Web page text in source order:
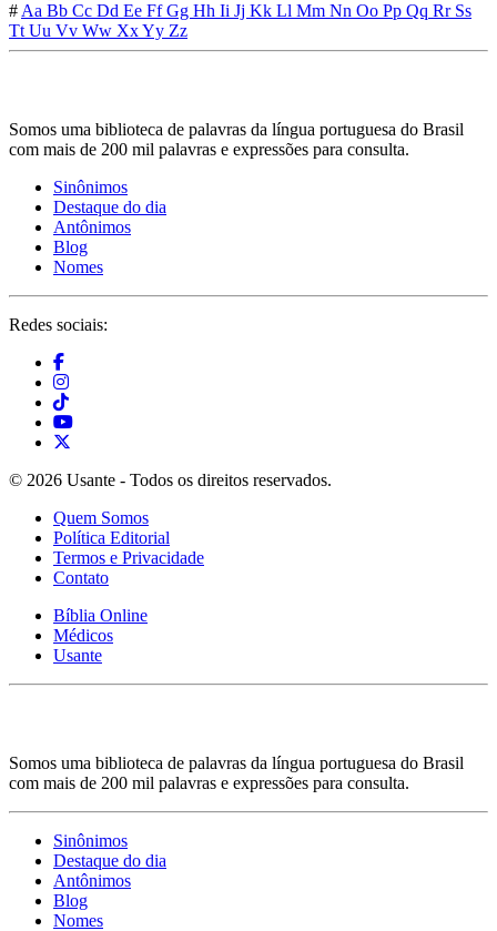
# Aa Bb Cc Dd Ee FfGg Hh Ii Jj Kk Ll Mm Nn Oo Pp Qq Rr Ss
Tt Uu Vv Ww XxYy Zz
Somos uma biblioteca de palavras da língua portuguesa do Brasil
com mais de 200 mil palavras e expressões para consulta.
Sinônimos
Destaque do dia
Antônimos
Blog
Nomes
Redes sociais:
© 2026 Usante - Todos os direitos reservados.
Quem Somos
Política Editorial
Termos e Privacidade
Contato
Bíblia Online
Médicos
Usante
Somos uma biblioteca de palavras da língua portuguesa do Brasil
com mais de 200 mil palavras e expressões para consulta.
Sinônimos
Destaque do dia
Antônimos
Blog
Nomes